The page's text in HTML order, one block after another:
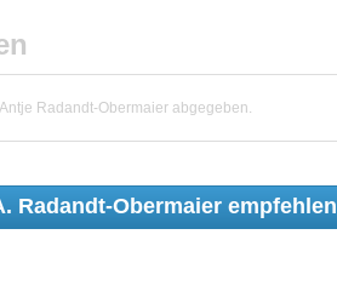
Radandt-Obermaier abgegeben.
Radandt-Obermaierempfehlen